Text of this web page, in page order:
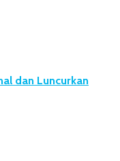
dan Luncurkan